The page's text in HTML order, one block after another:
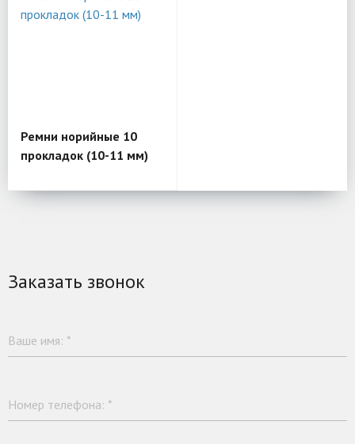
Ремни норийные 10
прокладок (10-11 мм)
Заказать звонок
Ваше имя: *
Номер телефона: *